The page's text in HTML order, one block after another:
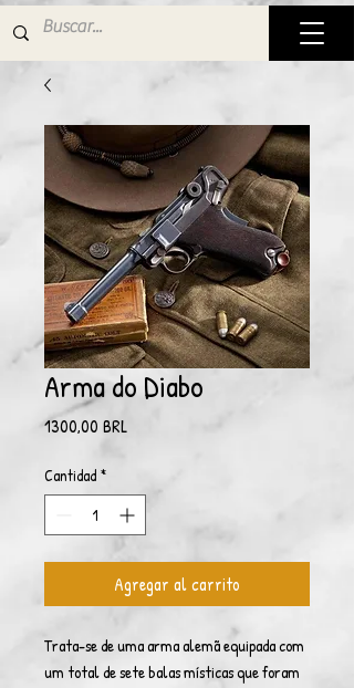
Arma do Diabo
1300,00 BRLPrecio
Cantidad *
Agregar al carrito
Trata-se de uma arma alemã equipada com
um total de sete balas místicas que foram